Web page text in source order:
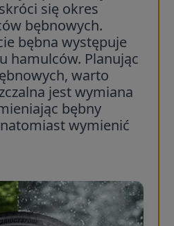
się okres
bębnowych.
bębna występuje
hamulców. Planując
warto
jest wymiana
bębny
wymienić